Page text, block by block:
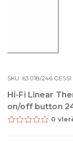
SKU: 63018/246 GESSI
Hi-Fi Linear
on/off button
0